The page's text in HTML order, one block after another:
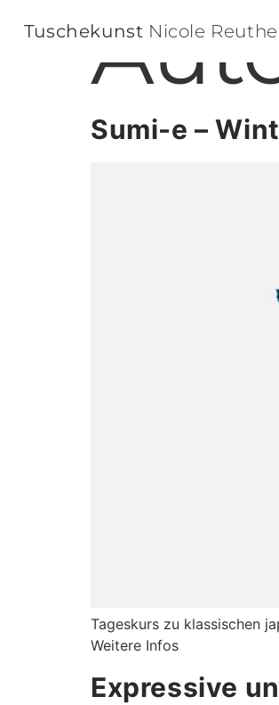
Tuschekunst Nicole
Sumi-e –
Tageskurs zu klassischen
Weitere Infos
Expressive